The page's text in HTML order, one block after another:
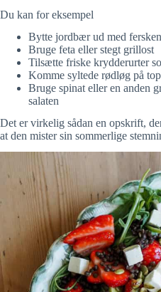
Du kan for eksempel
Bytte jordbær ud med
Bruge feta eller stegt grillost
Tilsætte friske krydderurter
Komme syltede rødløg på
Bruge spinat eller en anden
salaten
Det er virkelig sådan en opskrift,
at den mister sin sommerlige